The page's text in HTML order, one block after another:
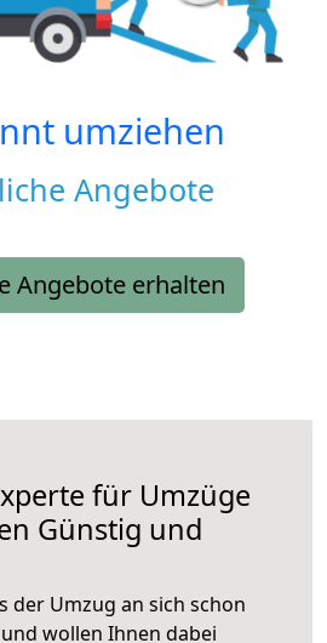
umziehen
Angebote
Angebote erhalten
für Umzüge
Günstig und
der Umzug an sich schon
wollen Ihnen dabei